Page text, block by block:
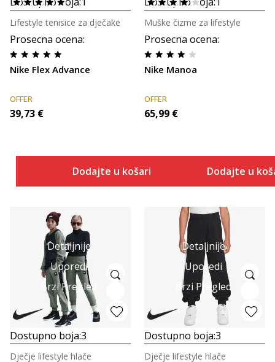
Prosecna ocena:
Nike Flex Advance
Lifestyle tenisice za dječake
OFFER
39,73 €
Dodajte u košaricu
Prosecna ocena:
Nike Manoa
Muške čizme za lifestyle
OFFER
65,99 €
Dodajte u
Detaljnije
Uporedi
Brzi Pregled
Dostupno boja:3
Dječje lifestyle hlače
Detaljnije
Uporedi
Brzi Pregled
Dostupno boja:3
Dječje lifestyle hlače